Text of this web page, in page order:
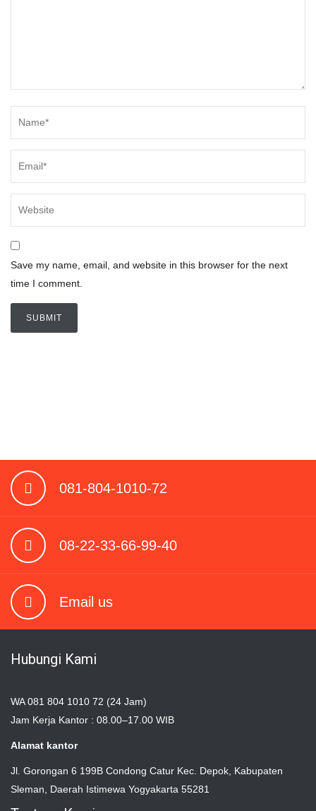
Save my name, email, and website in this browser for the next
time I comment.
081-804-1010-72
08-22-33-66-99-40
Email us
Hubungi Kami
WA 081 804 1010 72 (24 Jam)
Jam Kerja Kantor : 08.00–17.00 WIB
Alamat kantor
Jl. Gorongan 6 199B Condong Catur Kec. Depok, Kabupaten
Sleman, Daerah Istimewa Yogyakarta 55281